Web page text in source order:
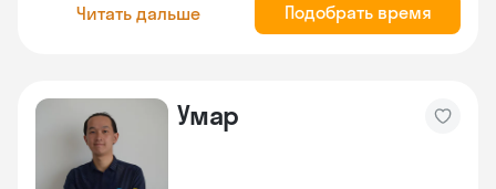
Читать дальше Подобрать время
Умар